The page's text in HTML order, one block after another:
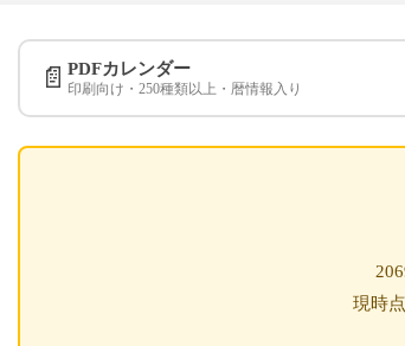
📄 PDFカレンダー
印刷向け・250種類以上・暦情報入り
現時